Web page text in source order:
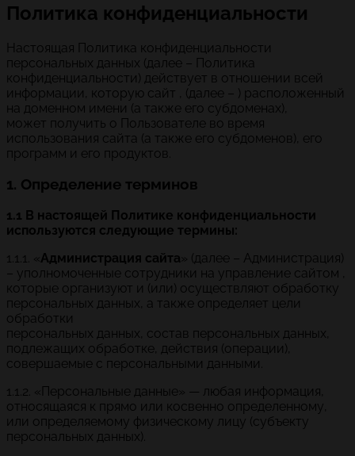
Политика конфиденциальности
Настоящая Политика конфиденциальности
персональных данных (далее – Политика
конфиденциальности) действует в отношении всей
информации, которую сайт , (далее – ) расположенный
на доменном имени (а также его субдоменах),
может получить о Пользователе во время
использования сайта (а также его субдоменов), его
программ и его продуктов.
1. Определение терминов
1.1 В настоящей Политике конфиденциальности
используются следующие термины:
1.1.1. « Администрация сайта » (далее – Администрация)
– уполномоченные сотрудники на управление сайтом ,
которые организуют и (или) осуществляют обработку
персональных данных, а также определяет цели
обработки
персональных данных, состав персональных данных,
подлежащих обработке, действия (операции),
совершаемые с персональными данными.
1.1.2. «Персональные данные» — любая информация,
относящаяся к прямо или косвенно определенному,
или определяемому физическому лицу (субъекту
персональных данных).